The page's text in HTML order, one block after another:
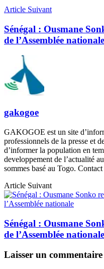
Article Suivant
Sénégal : Ousmane
de l’Assemblée nationale
gakogoe
GAKOGOE est un site
professionnels de la presse et
d’informer la population en
developpement de l’actualité
sommes basé au Togo.
Article Suivant
Sénégal : Ousmane
de l’Assemblée nationale
Laisser un commentaire